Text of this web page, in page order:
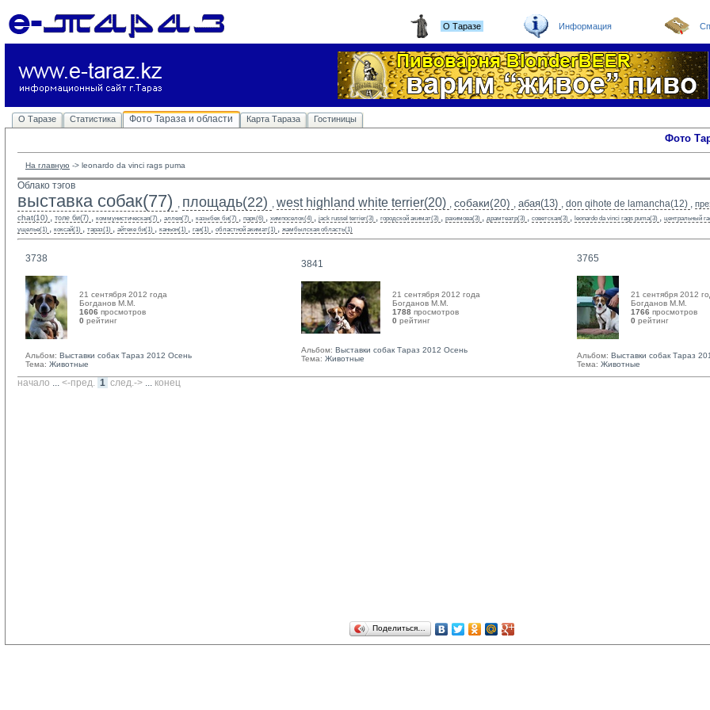
О Таразе Информация
О Таразе Статистика Фото Тараза и области Карта Тараза Гостиницы
Фото
На главную -> leonardo da vinci rags puma
Облако тэгов
выставка собак(77) , площадь(22) , west highland white terrier(20) , собаки(20) , абая(13) , don qihote de lamancha(12) ,
chat(10) , толе би(7) , коммунистическая(7) , аллея(7) , казыбек би(7) , парк(6) , химпоселок(4) , jack russel terrier(3) , городской акимат(3) , рахимова(3) , драмтеатр(3) , советская(3) , leonardo da vinci rags puma(3) , центральный
ущелье(1) , коксай(1) , тараз(1) , айтеке би(1) , каньон(1) , гаи(1) , областной акимат(1) , жамбылская область(1)
3738
21 сентября 2012 года
Богданов М.М.
1606 просмотров
0 рейтинг
Альбом: Выставки собак Тараз 2012 Осень
Тема: Животные
3841
21 сентября 2012 года
Богданов М.М.
1788 просмотров
0 рейтинг
Альбом: Выставки собак Тараз 2012 Осень
Тема: Животные
3765
21 сентября 2012
Богданов М.М.
1766 просмотров
0 рейтинг
Альбом: Выставки собак Тараз
Тема: Животные
начало ... <-пред. 1 след.-> ... конец
Поделиться…